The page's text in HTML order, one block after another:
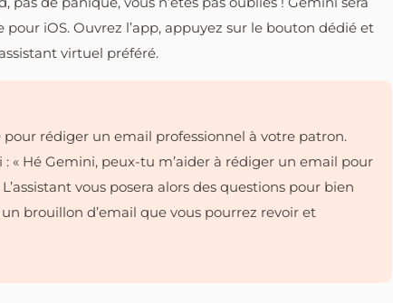
iOS. Ouvrez l’app, appuyez sur le bouton dédié et
virtuel préféré.
pour rédiger un email professionnel à votre patron.
« Hé Gemini, peux-tu m’aider à rédiger un email pour
vous posera alors des questions pour bien
brouillon d’email que vous pourrez revoir et